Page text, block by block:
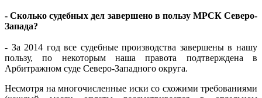
- Сколько судебных дел завершено в пользу МРСК Северо-
Запада?
- За 2014 год все судебные производства завершены в нашу
пользу, по некоторым наша правота подтверждена в
Арбитражном суде Северо-Западного округа.
Несмотря на многочисленные иски со схожими требованиями